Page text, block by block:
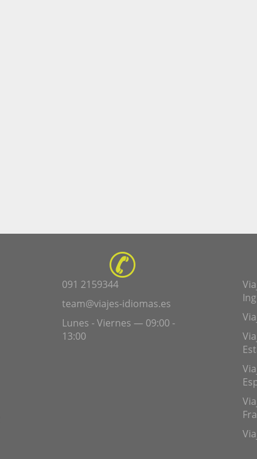
091 2159344
team@viajes-idiomas.es
Lunes - Viernes — 09:00 -
13:00